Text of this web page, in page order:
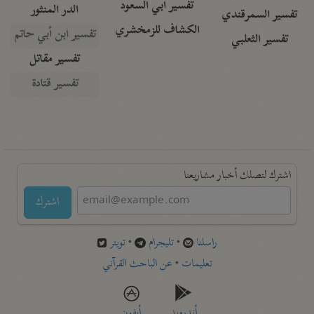
تفسير السمرقندي
تفسير الثعلبي
تفسير أبي السعود
الكشاف للزمخشري
الدر المنثور
تفسير ابن أبي حاتم
تفسير مقاتل
تفسير قتادة
اشترك لتصلك أخبار مشاريعنا
اشترك
راسلنا •تليجرام •تويتر
تعليمات •عن الباحث القرآني